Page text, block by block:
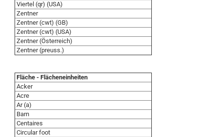
Viertel (qr) (USA)
Zentner
Zentner (cwt) (GB)
Zentner (cwt) (USA)
Zentner (Österreich)
Zentner (preuss.)
Fläche - Flächeneinheiten
Acker
Acre
Ar (a)
Barn
Centaires
Circular foot